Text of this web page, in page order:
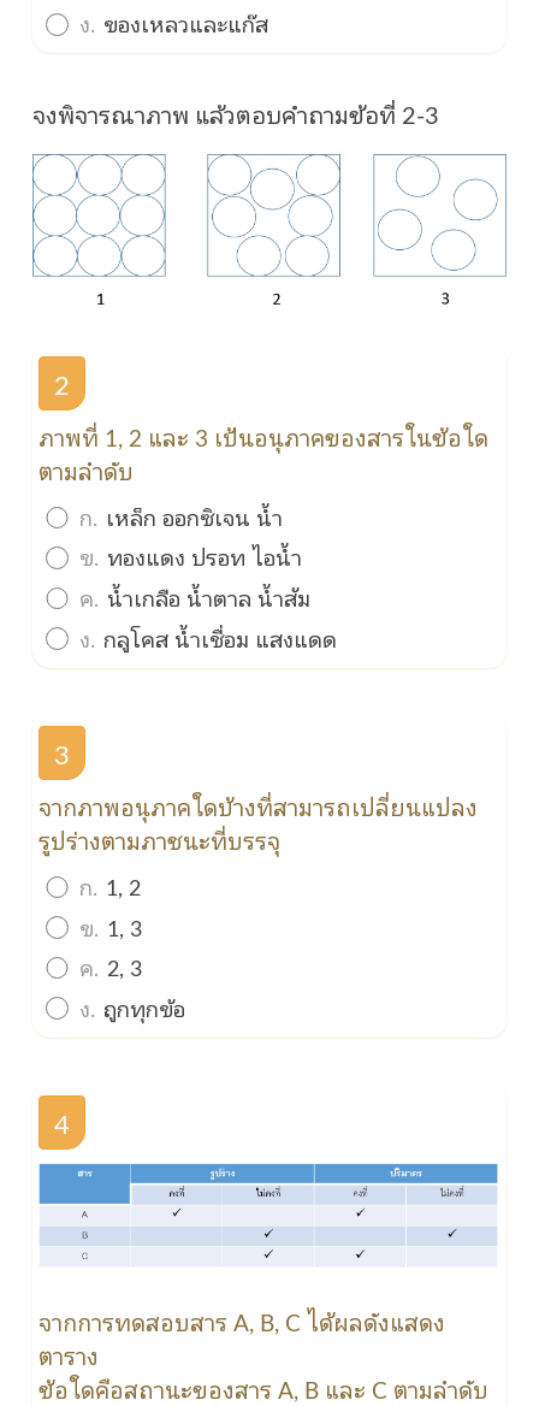
ง. ของเหลวและแก๊ส
จงพิจารณาภาพ แล้วตอบคำถามข้อที่ 2-3
2
ภาพที่ 1, 2 และ 3 เป้นอนุภาคของสารในข้อใด
ตามลำดับ
ก. เหล็ก ออกซิเจน น้ำ
ข. ทองแดง ปรอท ไอน้ำ
ค. น้ำเกลือ น้ำตาล น้ำส้ม
ง. กลูโคส น้ำเชื่อม แสงแดด
3
จากภาพอนุภาคใดบ้างที่สามารถเปลี่ยนแปลง
รูปร่างตามภาชนะที่บรรจุ
ก. 1, 2
ข. 1, 3
ค. 2, 3
ง. ถูกทุกข้อ
4
จากการทดสอบสาร A, B, C ได้ผลดังแสดง
ตาราง
ข้อใดคือสถานะของสาร A, B และ C ตามลำดับ